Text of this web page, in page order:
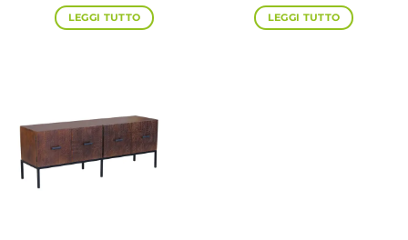
LEGGI TUTTO LEGGI TUTTO